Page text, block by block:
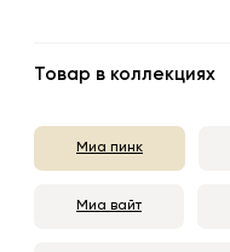
Товар в коллекциях
Миа пинк
Миа вайт